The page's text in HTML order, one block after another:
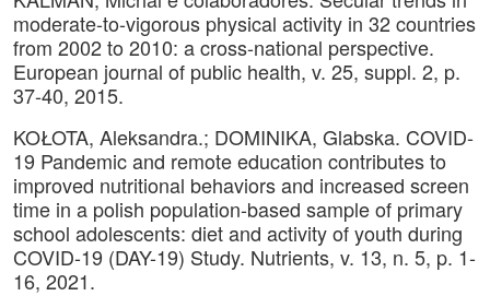
moderate-to-vigorous physical activity in 32 countries
from 2002 to 2010: a cross-national perspective.
European journal of public health, v. 25, suppl. 2, p.
37-40, 2015.
KOŁOTA, Aleksandra.; DOMINIKA, Glabska. COVID-
19 Pandemic and remote education contributes to
improved nutritional behaviors and increased screen
time in a polish population-based sample of primary
school adolescents: diet and activity of youth during
COVID-19 (DAY-19) Study. Nutrients, v. 13, n. 5, p. 1-
16, 2021.